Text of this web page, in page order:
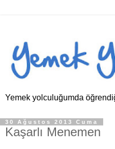
Yemek yolculuğumda
30 Ağustos 2013 Cuma
Kaşarlı Menemen